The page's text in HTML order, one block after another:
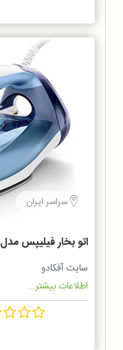
سراسر ایران
اتو بخار فیلیپس مدل GC4532
سایت آفکادو
اطلاعات بیشتر...